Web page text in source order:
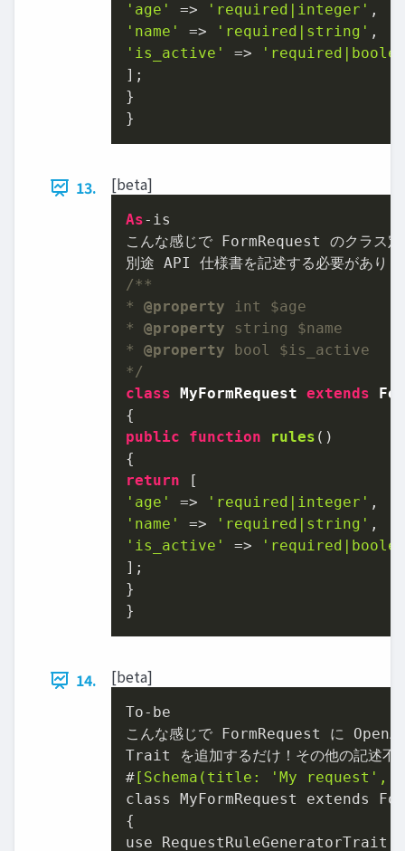
'age'
=> 'required|integer'
'name'
=> 'required|string'
'is_active'
=>
];
}
}
13. [beta]
As-is
こんな感じで FormRequest のクラス定
/**
* @property int $age
* @property string $name
* @property bool $is_active
*/
class
MyFormRequest extends
public
function rules (
return
'age'
=> 'required|integer'
'name'
=> 'required|string'
'is_active'
=>
];
}
}
14. [beta]
To-be
こんな感じで FormRequest に
Trait を追加するだけ！その他の記述不
# [Schema(title: 'My request' ,
class MyFormRequest extends
{
use